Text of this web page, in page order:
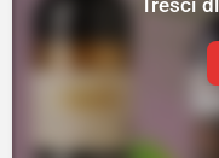
Treści